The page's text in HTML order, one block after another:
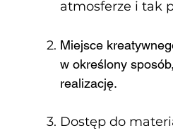
atmosferze i tak
Miejsce
w określony sposób,
realizację.
Dostęp do